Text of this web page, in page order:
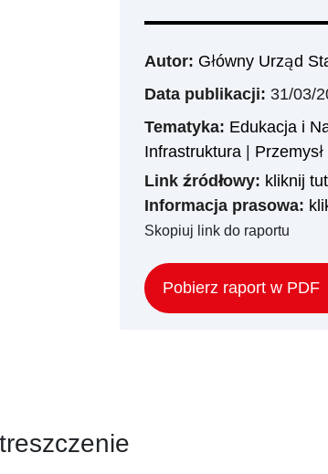
Autor: Główny Urząd
Data publikacji: 31/03/
Tematyka: Edukacja i
Infrastruktura| Przemysł
Link źródłowy: kliknij
Informacja prasowa:
Skopiuj link do raportu
Pobierz raport w PDF